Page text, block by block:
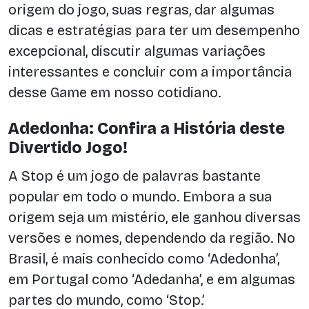
origem do jogo, suas regras, dar algumas
dicas e estratégias para ter um desempenho
excepcional, discutir algumas variações
interessantes e concluir com a importância
desse Game em nosso cotidiano.
Adedonha: Confira a História deste
Divertido Jogo!
A Stop é um jogo de palavras bastante
popular em todo o mundo. Embora a sua
origem seja um mistério, ele ganhou diversas
versões e nomes, dependendo da região. No
Brasil, é mais conhecido como ‘Adedonha’,
em Portugal como ‘Adedanha’, e em algumas
partes do mundo, como ‘Stop.’